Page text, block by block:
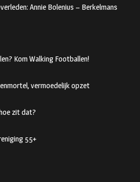
Annie Bolenius – Berkelmans
Kom Walking Footballen!
vermoedelijk opzet
zit dat?
55+